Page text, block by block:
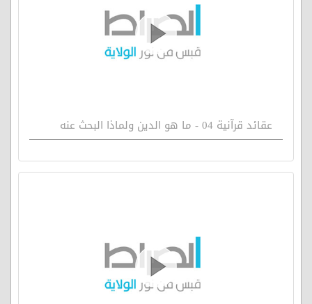
عقائد قرآنية 04 - ما هو الدين ولماذا البحث عنه